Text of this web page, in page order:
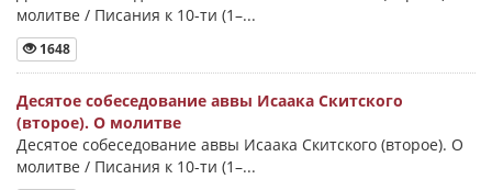
молитве / Писания к 10-ти (1–...
1648
Десятое собеседование аввы Исаака Скитского
(второе). О молитве
Десятое собеседование аввы Исаака Скитского (второе). О
молитве / Писания к 10-ти (1–...